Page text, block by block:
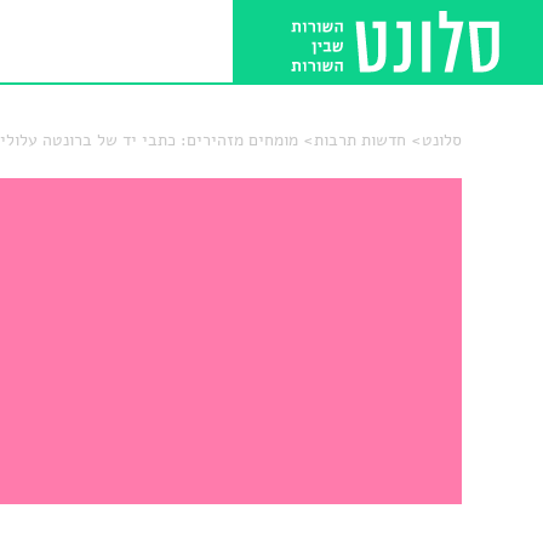
סלונט חדשות תרבות מומחים מזהירים: כתבי יד של ברונטה